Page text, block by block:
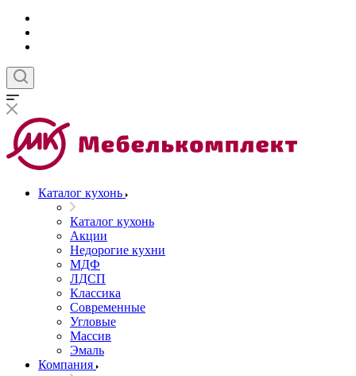
Каталог кухонь
Каталог кухонь
Акции
Недорогие кухни
МДФ
ЛДСП
Классика
Современные
Угловые
Массив
Эмаль
Компания